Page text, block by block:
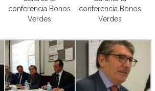
conferencia Bonos
Verdes
conferencia Bonos
Verdes